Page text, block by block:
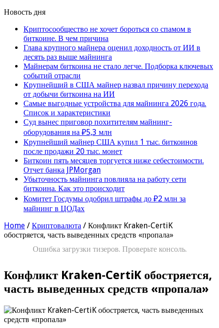
Новость дня
Криптосообщество не хочет бороться со спамом в
биткоине. В чем причина
Глава крупного майнера оценил доходность от ИИ в
десять раз выше майнинга
Майнерам биткоина не стало легче. Подборка ключевых
событий отрасли
Крупнейший в США майнер назвал причину перехода
от добычи биткоина на ИИ
Самые выгодные устройства для майнинга 2026 года.
Список и характеристики
Суд вынес приговор похитителям майнинг-
оборудования на ₽5,3 млн
Крупнейший майнер США купил 1 тыс. биткоинов
после продажи 20 тыс. монет
Биткоин пять месяцев торгуется ниже себестоимости.
Отчет банка JPMorgan
Убыточность майнинга повлияла на работу сети
биткоина. Как это происходит
Комитет Госдумы одобрил штрафы до ₽2 млн за
майнинг в ЦОДах
Home / Криптовалюта / Конфликт Kraken-CertiK
обостряется, часть выведенных средств «пропала»
Ошибка загрузки тизеров. Проверьте консоль.
Конфликт Kraken-CertiK обостряется,
часть выведенных средств «пропала»